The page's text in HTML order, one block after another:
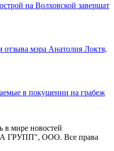
на Волховской завершат
отзыва мэра Анатолия Локтя,
в покушении на грабеж
в мире новостей
ГРУПП", ООО. Все права